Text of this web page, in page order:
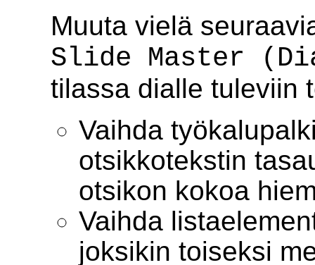
Muuta vielä
Slide Master
tilassa dialle tuleviin
Vaihda
otsikkotekstin
otsikon kokoa
Vaihda
joksikin toiseksi